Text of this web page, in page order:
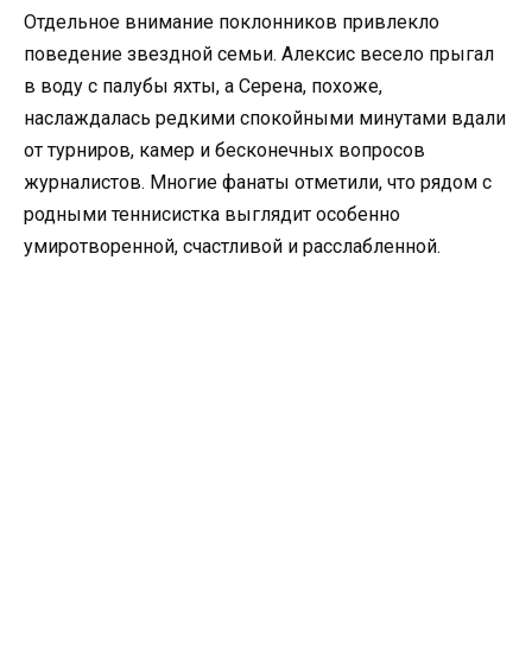
Отдельное внимание поклонников привлекло
поведение звездной семьи. Алексис весело прыгал
в воду с палубы яхты, а Серена, похоже,
наслаждалась редкими спокойными минутами вдали
от турниров, камер и бесконечных вопросов
журналистов. Многие фанаты отметили, что рядом с
родными теннисистка выглядит особенно
умиротворенной, счастливой и расслабленной.